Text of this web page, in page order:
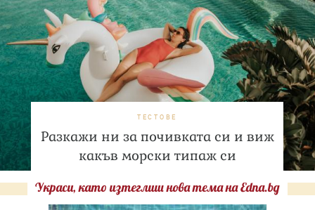
ТЕСТОВЕ
Разкажи ни за почивката си и виж
какъв морски типаж си
Украси, като изтеглиш нова тема на Edna.bg